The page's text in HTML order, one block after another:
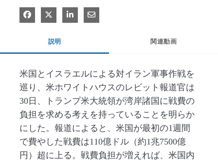
Facebook で共有
Xで共有する
LinkedIn で共有
電子メールで共有
説明 関連動画
米国とイスラエルによる対イラン軍事作戦を
巡り、米ホワイトハウスのレビット報道官は
30日、トランプ米大統領が湾岸諸国に戦費の
負担を求める考えを持っていることを明らか
にした。報道によると、米国が最初の1週間
で費やした戦費は110億ドル（約1兆7500億
円）超に上る。戦費負担が増えれば、米国内